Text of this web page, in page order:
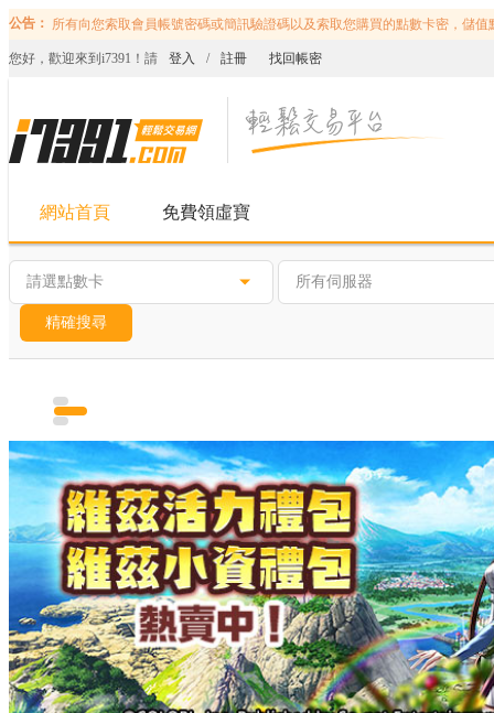
公告： 所有向您索取會員帳號密碼或簡訊驗證碼以及索取您購買的點數卡密，儲
您好，歡迎來到i7391！請 登入 / 註冊 找回帳密
網站首頁 免費領虛寶
請選點數卡 所有伺服器
精確搜尋